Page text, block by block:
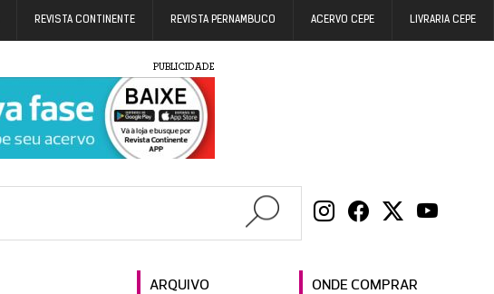
REVISTA CONTINENTE REVISTA PERNAMBUCO ACERVO CEPE LIVRARIA CEPE
PUBLICIDADE
ARQUIVO ONDE COMPRAR